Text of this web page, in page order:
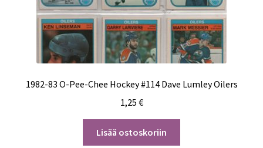
1982-83 O-Pee-Chee Hockey #114 Dave Lumley Oilers
1,25 €
Lisää ostoskoriin